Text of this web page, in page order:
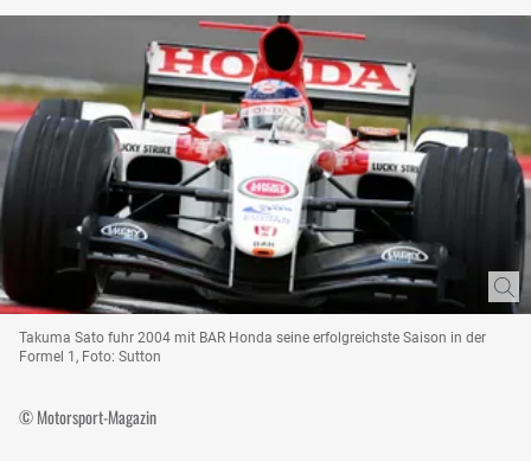
Takuma Sato fuhr 2004 mit BAR Honda seine erfolgreichste Saison in der
Formel 1, Foto: Sutton
© Motorsport-Magazin